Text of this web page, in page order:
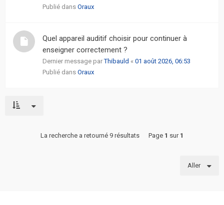
Publié dans Oraux
Quel appareil auditif choisir pour continuer à
enseigner correctement ?
Dernier message parThibauld « 01 août 2026, 06:53
Publié dans Oraux
La recherche a retourné 9 résultats Page 1 sur 1
Aller